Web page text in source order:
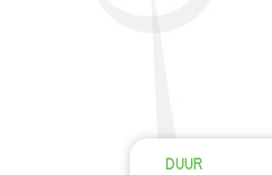
DUUR